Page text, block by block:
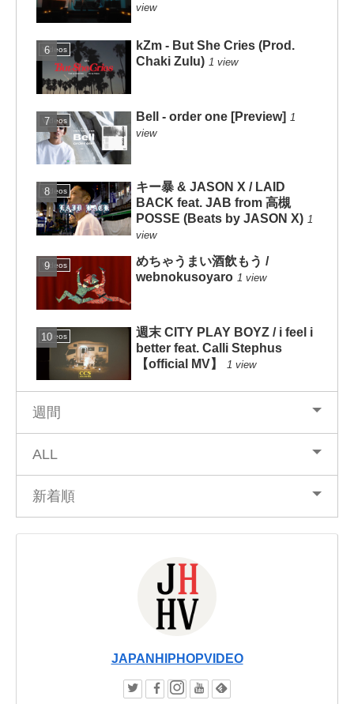
view
Videos
kZm - But She Cries (Prod.
Chaki Zulu) 1 view
Videos Bell - order one [Preview] 1
view
Videos
キー暴 & JASON X / LAID
BACK feat. JAB from 高槻
POSSE (Beats by JASON X) 1
view
Videos
めちゃうまい酒飲もう /
webnokusoyaro 1 view
Videos
週末 CITY PLAY BOYZ / i feel i
better feat. Calli Stephus
【official MV】
1 view
週間
ALL
新着順
JAPANHIPHOPVIDEO